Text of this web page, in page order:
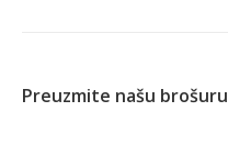
Preuzmite našu brošuru